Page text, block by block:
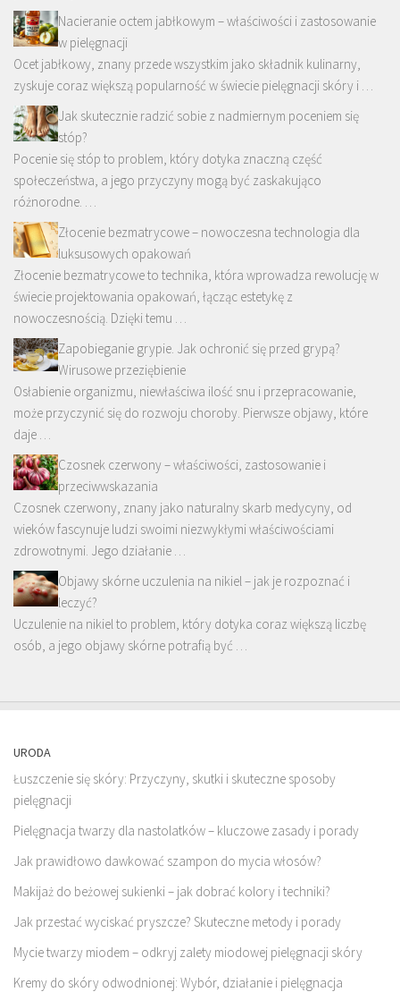
Nacieranie octem jabłkowym – właściwości i zastosowanie
w pielęgnacji
Ocet jabłkowy, znany przede wszystkim jako składnik kulinarny,
zyskuje coraz większą popularność w świecie pielęgnacji skóry i …
Jak skutecznie radzić sobie z nadmiernym poceniem się
stóp?
Pocenie się stóp to problem, który dotyka znaczną część
społeczeństwa, a jego przyczyny mogą być zaskakująco
różnorodne. …
Złocenie bezmatrycowe – nowoczesna technologia dla
luksusowych opakowań
Złocenie bezmatrycowe to technika, która wprowadza rewolucję w
świecie projektowania opakowań, łącząc estetykę z
nowoczesnością. Dzięki temu …
Zapobieganie grypie. Jak ochronić się przed grypą?
Wirusowe przeziębienie
Osłabienie organizmu, niewłaściwa ilość snu i przepracowanie,
może przyczynić się do rozwoju choroby. Pierwsze objawy, które
daje …
Czosnek czerwony – właściwości, zastosowanie i
przeciwwskazania
Czosnek czerwony, znany jako naturalny skarb medycyny, od
wieków fascynuje ludzi swoimi niezwykłymi właściwościami
zdrowotnymi. Jego działanie …
Objawy skórne uczulenia na nikiel – jak je rozpoznać i
leczyć?
Uczulenie na nikiel to problem, który dotyka coraz większą liczbę
osób, a jego objawy skórne potrafią być …
URODA
Łuszczenie się skóry: Przyczyny, skutki i skuteczne sposoby
pielęgnacji
Pielęgnacja twarzy dla nastolatków – kluczowe zasady i porady
Jak prawidłowo dawkować szampon do mycia włosów?
Makijaż do beżowej sukienki – jak dobrać kolory i techniki?
Jak przestać wyciskać pryszcze? Skuteczne metody i porady
Mycie twarzy miodem – odkryj zalety miodowej pielęgnacji skóry
Kremy do skóry odwodnionej: Wybór, działanie i pielęgnacja